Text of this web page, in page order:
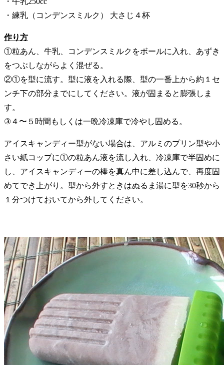
・練乳（コンデンスミルク） 大さじ４杯
作り方
①粒あん、牛乳、コンデンスミルクをボールに入れ、あずき
をつぶしながらよく混ぜる。
②①を型に流す。型に液を入れる際、型の一番上から約１セ
ンチ下の部分までにしてください。液が固まると膨張しま
す。
③４〜５時間もしくは一晩冷凍庫で冷やし固める。
アイスキャンディー型がない場合は、アルミのプリン型や小
さい紙コップに①の粒あん液を流し入れ、冷凍庫で半固めに
し、アイスキャンディーの棒を真ん中に差し込んで、再度固
めてでき上がり。型から外すときはぬるま湯に型を30秒から
１分つけておいてから外してください。